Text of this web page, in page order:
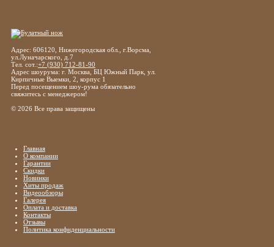
Адрес: 606120, Нижегородская обл., г.Ворсма,
ул.Луначарского, д.7
Тел. сот.:+7 (930) 712-81-90
Адрес шоурума: г. Москва, БЦ Южный Парк, ул.
Кирпичные Выемки, 2, корпус 1
Перед посещением шоу-рума обязательно
свяжитесь с менеджером!
© 2026 Все права защищены
Главная
О компании
Гарантии
Скидки
Новинки
Хиты продаж
Видеообзоры
Галерея
Оплата и доставка
Контакты
Отзывы
Политика конфиденциальности